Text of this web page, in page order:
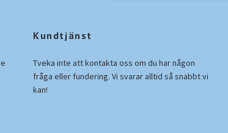
Kundtjänst
Tveka inte att kontakta oss om du har någon
fråga eller fundering. Vi svarar alltid så snabbt vi
kan!